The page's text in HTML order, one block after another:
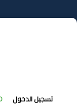
إلى
المحتوى
التبويبات
تسجيل الدخول